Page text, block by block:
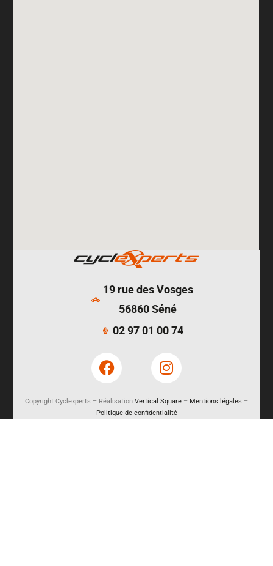
19 rue des Vosges
56860 Séné
02 97 01 00 74
Copyright Cyclexperts – Réalisation Vertical Square – Mentions légales –
Politique de confidentialité